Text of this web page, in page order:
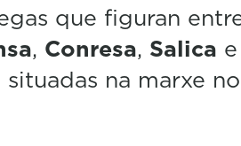
que figuran
, Conresa, Salica e
situadas na marxe